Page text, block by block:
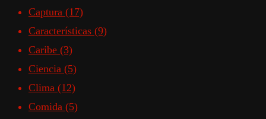
Captura (17)
Características (9)
Caribe (3)
Ciencia (5)
Clima (12)
Comida (5)